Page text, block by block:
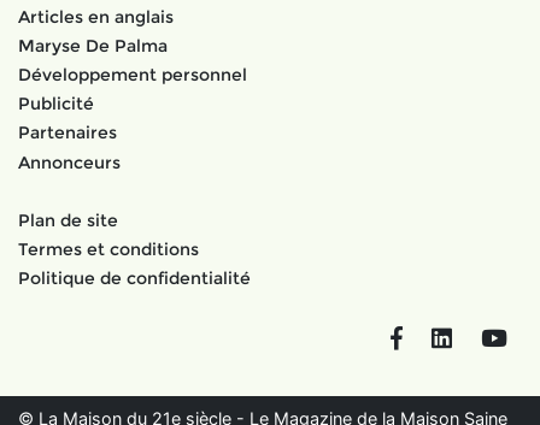
Articles en anglais
Maryse De Palma
Développement personnel
Publicité
Partenaires
Annonceurs
Plan de site
Termes et conditions
Politique de confidentialité
FacebookLinkedIn
© La Maison du 21e siècle - Le Magazine de la Maison Saine